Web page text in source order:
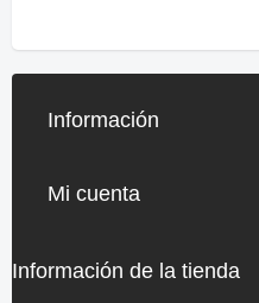
Información
Mi cuenta
Información de la tienda